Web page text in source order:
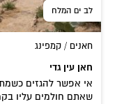
לב ים המלח
חאנים / קמפינג
חאן עין גדי
אי אפשר להגזים
שאתם חולמים עליו